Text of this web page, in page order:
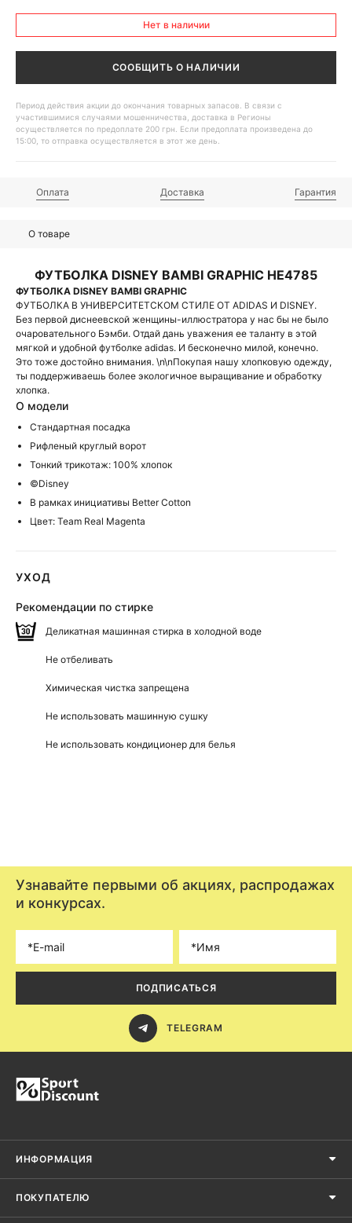
Нет в наличии
СООБЩИТЬ О НАЛИЧИИ
Период действия акции до окончания товарных запасов. В связи с
участившимися случаями мошенничества, доставка в Регионы
осуществляется по предоплате 200 грн. Если предоплата произведена до
15:00, то отправка осуществляется в этот же день.
Оплата Доставка Гарантия
О товаре
ФУТБОЛКА DISNEY BAMBI GRAPHIC HE4785
ФУТБОЛКА DISNEY BAMBI GRAPHIC
ФУТБОЛКА В УНИВЕРСИТЕТСКОМ СТИЛЕ ОТ ADIDAS И DISNEY.
Без первой диснеевской женщины-иллюстратора у нас бы не было
очаровательного Бэмби. Отдай дань уважения ее таланту в этой
мягкой и удобной футболке adidas. И бесконечно милой, конечно.
Это тоже достойно внимания. \n\nПокупая нашу хлопковую одежду,
ты поддерживаешь более экологичное выращивание и обработку
хлопка.
О модели
Стандартная посадка
Рифленый круглый ворот
Тонкий трикотаж: 100% хлопок
©Disney
В рамках инициативы Better Cotton
Цвет: Team Real Magenta
УХОД
Рекомендации по стирке
Деликатная машинная стирка в холодной воде
Не отбеливать
Химическая чистка запрещена
Не использовать машинную сушку
Не использовать кондиционер для белья
Узнавайте первыми об акциях, распродажах
и конкурсах.
ПОДПИСАТЬСЯ
TELEGRAM
ИНФОРМАЦИЯ
ПОКУПАТЕЛЮ